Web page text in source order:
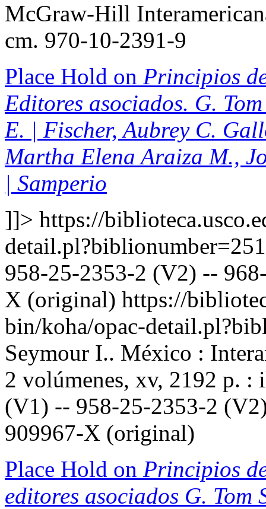
McGraw-Hill
cm. 970-10-2391-9
Place Hold on Principios
Editores asociados. G.
E. | Fischer, Aubrey C.
Martha Elena Araiza M.,
| Samperio
]]> https://
958-25-2353-2 (V2) --
X (original) https://
bin/koha/opac-
Seymour I.. México :
2 volúmenes, xv, 2192 p.
(V1) -- 958-25-2353-2
909967-X (original)
Place Hold on Principios
editores asociados G. Tom